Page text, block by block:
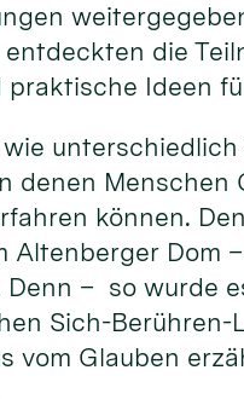
die
Ideen
unterschiedlich
denen Menschen
können.
Dom
– so wurde
Sich-
vom Glauben